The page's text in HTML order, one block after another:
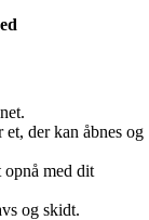
der kan åbnes og
med dit
og skidt.